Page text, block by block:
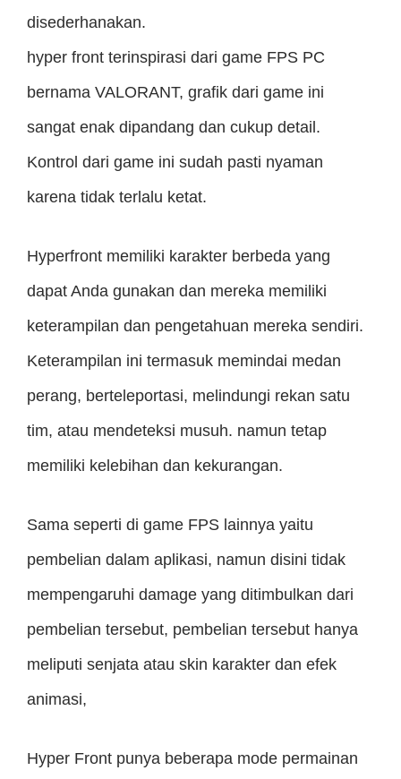
disederhanakan.
hyper front terinspirasi dari game FPS PC
bernama VALORANT, grafik dari game ini
sangat enak dipandang dan cukup detail.
Kontrol dari game ini sudah pasti nyaman
karena tidak terlalu ketat.
Hyperfront memiliki karakter berbeda yang
dapat Anda gunakan dan mereka memiliki
keterampilan dan pengetahuan mereka sendiri.
Keterampilan ini termasuk memindai medan
perang, berteleportasi, melindungi rekan satu
tim, atau mendeteksi musuh. namun tetap
memiliki kelebihan dan kekurangan.
Sama seperti di game FPS lainnya yaitu
pembelian dalam aplikasi, namun disini tidak
mempengaruhi damage yang ditimbulkan dari
pembelian tersebut, pembelian tersebut hanya
meliputi senjata atau skin karakter dan efek
animasi,
Hyper Front punya beberapa mode permainan